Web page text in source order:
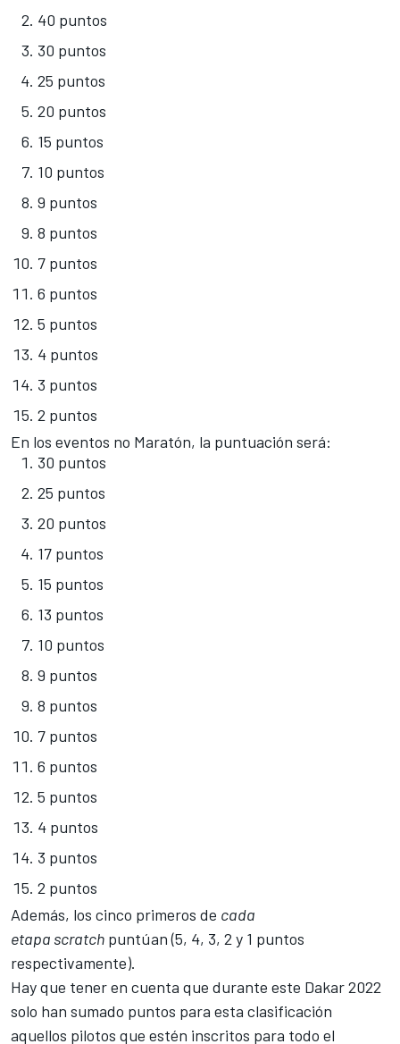
40 puntos
30 puntos
25 puntos
20 puntos
15 puntos
10 puntos
9 puntos
8 puntos
7 puntos
6 puntos
5 puntos
4 puntos
3 puntos
2 puntos
En los eventos no Maratón, la puntuación será:
30 puntos
25 puntos
20 puntos
17 puntos
15 puntos
13 puntos
10 puntos
9 puntos
8 puntos
7 puntos
6 puntos
5 puntos
4 puntos
3 puntos
2 puntos
Además, los cinco primeros de cada
etapa scratch puntúan (5, 4, 3, 2 y 1 puntos
respectivamente).
Hay que tener en cuenta que durante este Dakar 2022
solo han sumado puntos para esta clasificación
aquellos pilotos que estén inscritos para todo el